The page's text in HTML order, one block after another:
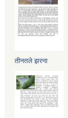
तीनतले झरना